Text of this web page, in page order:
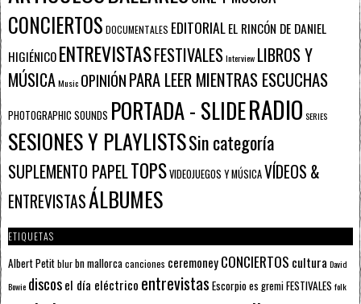
CONCIERTOS DOCUMENTALES EDITORIALEL RINCÓN DE DANIEL
HIGIÉNICOENTREVISTASFESTIVALESInterview LIBROS Y
MÚSICAMusic OPINIÓNPARA LEER MIENTRAS ESCUCHAS
PHOTOGRAPHIC SOUNDS PORTADA - SLIDERADIO SERIES
SESIONES Y PLAYLISTSSin categoría
SUPLEMENTO PAPELTOPSVIDEOJUEGOS Y MÚSICAVÍDEOS &
ENTREVISTASÁLBUMES
ETIQUETAS
Albert Petitblurbn mallorcacanciones ceremoneyCONCIERTOS cultura David
Bowie discosel día eléctrico entrevistas Escorpioes gremiFESTIVALES folk